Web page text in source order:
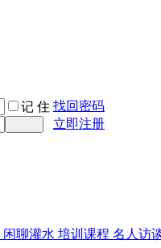
记 住 找回密码
立即注册
闲聊灌水 培训课程 名人访